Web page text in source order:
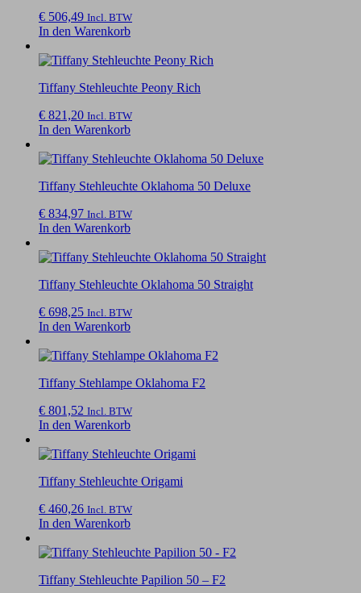
€ 506,49 Incl. BTW
In den Warenkorb
Tiffany Stehleuchte Peony Rich
€ 821,20 Incl. BTW
In den Warenkorb
Tiffany Stehleuchte Oklahoma 50 Deluxe
€ 834,97 Incl. BTW
In den Warenkorb
Tiffany Stehleuchte Oklahoma 50 Straight
€ 698,25 Incl. BTW
In den Warenkorb
Tiffany Stehlampe Oklahoma F2
€ 801,52 Incl. BTW
In den Warenkorb
Tiffany Stehleuchte Origami
€ 460,26 Incl. BTW
In den Warenkorb
Tiffany Stehleuchte Papilion 50 – F2